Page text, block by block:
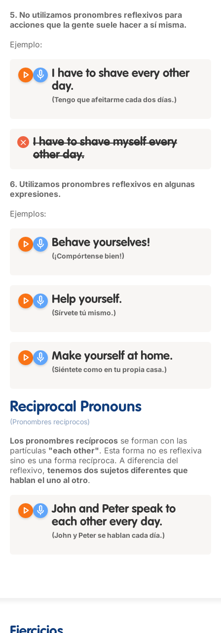
5. No utilizamos pronombres reflexivos para
acciones que la gente suele hacer a sí misma.
Ejemplo:
play_arrow mic I have to shave every other
day.
(Tengo que afeitarme cada dos días.)
I have to shave myself every
other day.
6. Utilizamos pronombres reflexivos en algunas
expresiones.
Ejemplos:
play_arrow mic Behave yourselves!
(¡Compórtense bien!)
play_arrow mic Help yourself.
(Sírvete tú mismo.)
play_arrow mic Make yourselfat home.
(Siéntete como en tu propia casa.)
Reciprocal Pronouns
(Pronombres recíprocos)
Los pronombres recíprocos se forman con las
partículas "each other". Esta forma no es reflexiva
sino es una forma recíproca. A diferencia del
reflexivo, tenemos dos sujetos diferentes que
hablan el uno al otro.
play_arrow mic John and Peter speak to
each otherevery day.
(John y Peter se hablan cada día.)